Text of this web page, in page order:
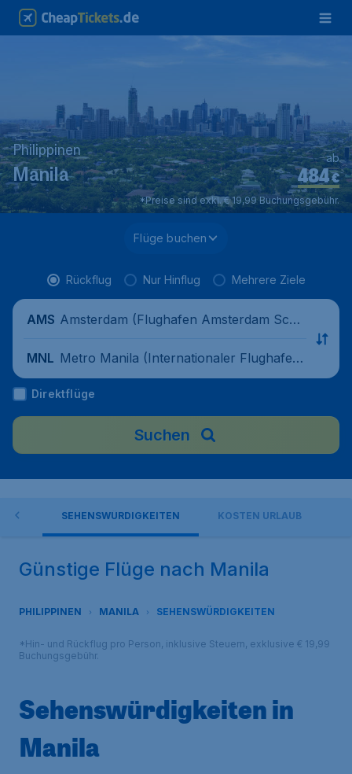
Philippinen
Manila €
484
ab
*Preise sind exkl. € 19,99 Buchungsgebühr.
Flüge buchen
Rückflug Nur Hinflug Mehrere Ziele
AMS Amsterdam (Flughafen Amsterdam Schi
MNL Metro Manila (Internationaler Flughafen
Ninoy Aquino), Philippinen
Direktflüge
Suchen
SEHENSWÜRDIGKEITEN KOSTEN URLAUB
Günstige Flüge nach Manila
PHILIPPINEN MANILA SEHENSWÜRDIGKEITEN
*Hin- und Rückflug pro Person, inklusive Steuern, exklusive € 19,99
Buchungsgebühr.
Sehenswürdigkeiten in
Manila